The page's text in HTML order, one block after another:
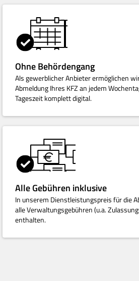
Ohne Behördengang
Als gewerblicher Anbieter ermöglichen
Abmeldung Ihres KFZ an jedem
Tageszeit komplett digital.
Alle Gebühren inklusive
In unserem Dienstleistungspreis für die
alle Verwaltungsgebühren (u.a.
enthalten.